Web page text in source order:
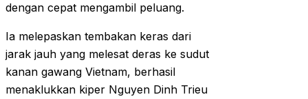
dengan cepat mengambil peluang.
Ia melepaskan tembakan keras dari
jarak jauh yang melesat deras ke sudut
kanan gawang Vietnam, berhasil
menaklukkan kiper Nguyen Dinh Trieu